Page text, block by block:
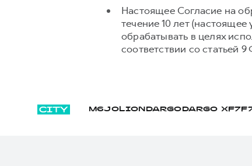
Настоящее Согласие на
течение 10 лет
обрабатывать в целях
соответствии со статьей
M6JOLION DARGO DARGO Х F7